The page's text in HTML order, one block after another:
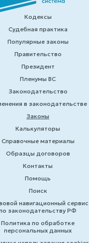
Кодексы
Судебная практика
Популярные законы
Правительство
Президент
Пленумы ВС
Законодательство
в законодательстве
Законы
Калькуляторы
Справочные материалы
Образцы договоров
Контакты
Помощь
Поиск
навигационный сервис
законодательству РФ
Политика по обработке
персональных данных